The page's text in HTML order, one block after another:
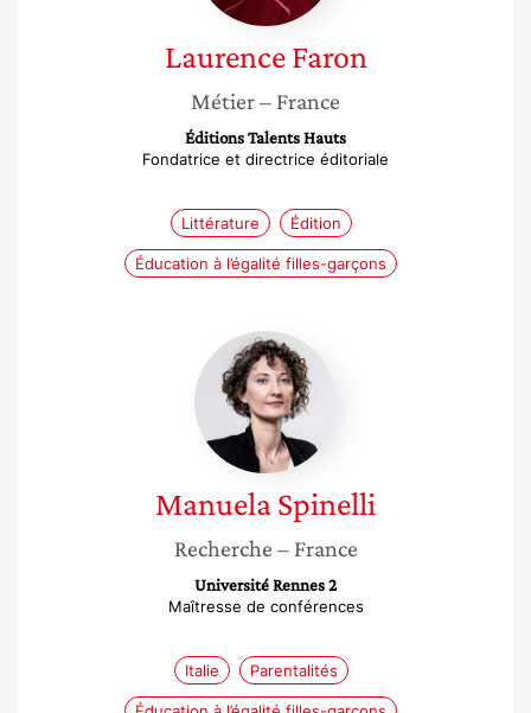
Laurence Faron
Métier– France
Éditions Talents Hauts
Fondatrice et directrice éditoriale
Littérature Édition
Éducation à l’égalité filles-garçons
Manuela
Spinelli
ManuelaSpinelli
Recherche – France
Université Rennes 2
Maîtresse de conférences
Italie Parentalités